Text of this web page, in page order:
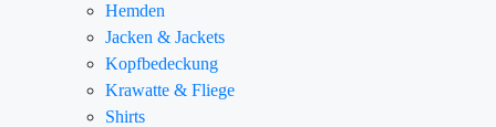
Hemden
Jacken & Jackets
Kopfbedeckung
Krawatte & Fliege
Shirts